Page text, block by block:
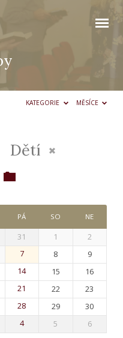
KATEGORIE MĚSÍCE
Dětí
PÁ SO NE
31 1
2
7 8
9
14 15
16
21 22
23
28 29
30
4 5 6